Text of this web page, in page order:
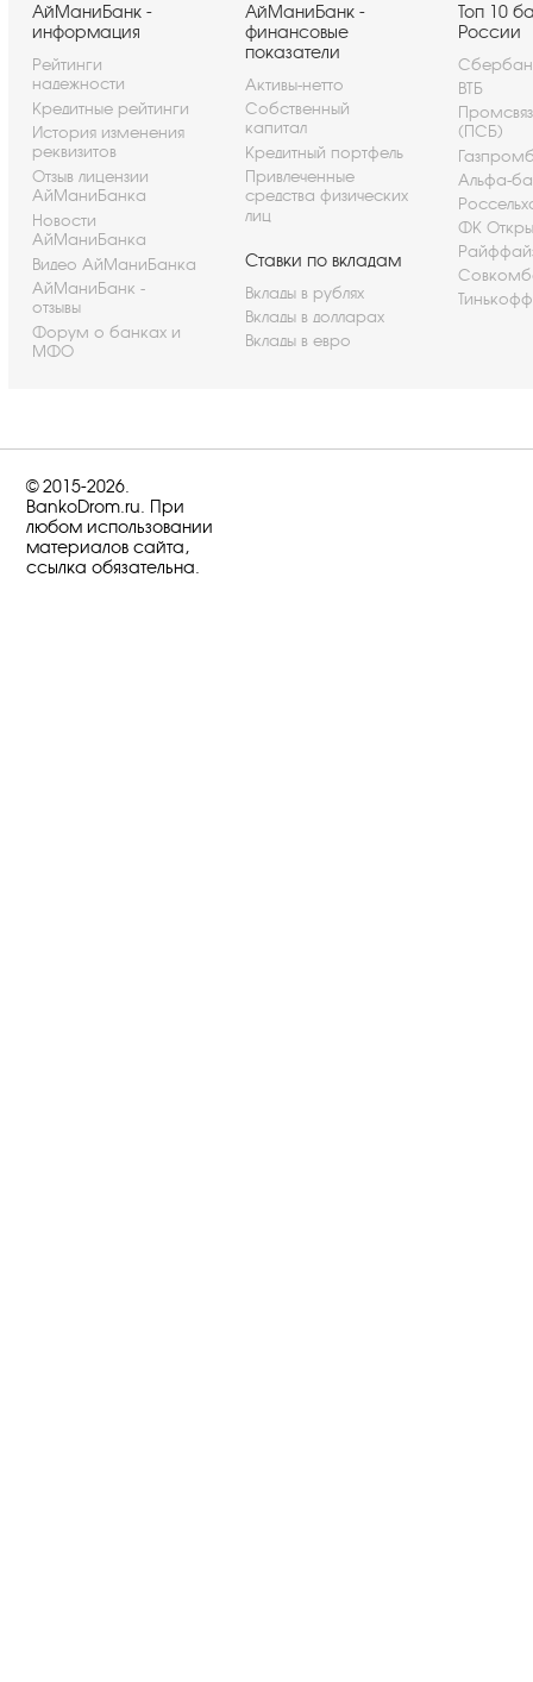
АйМаниБанк -
информация
Рейтинги
надежности
Кредитные рейтинги
История изменения
реквизитов
Отзыв лицензии
АйМаниБанка
Новости
АйМаниБанка
Видео АйМаниБанка
АйМаниБанк -
отзывы
Форум о банках и
МФО
АйМаниБанк -
финансовые
показатели
Активы-нетто
Собственный
капитал
Кредитный портфель
Привлеченные
средства физических
лиц
Ставки по вкладам
Вклады в рублях
Вклады в долларах
Вклады в евро
Топ 10
России
ВТБ
(ПСБ)
Альфа-
ФК
© 2015-2026.
BankoDrom.ru. При
любом использовании
материалов сайта,
ссылка обязательна.